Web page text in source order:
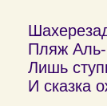
Пляж
Лишь
И сказка